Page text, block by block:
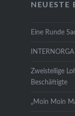
NEUESTE
Eine Runde
Zweistellige
Beschäftigte
„Moin Moin